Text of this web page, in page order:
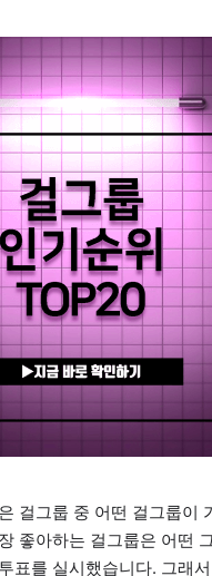
걸그룹 중 어떤 걸그룹이
좋아하는 걸그룹은 어떤
표를 실시했습니다. 그래